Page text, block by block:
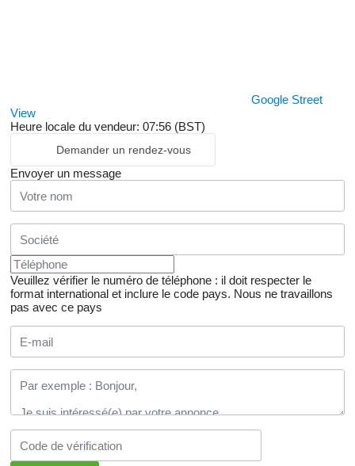
Google Street
View
Heure locale du vendeur: 07:56 (BST)
Demander un rendez-vous
Envoyer un message
Veuillez vérifier le numéro de téléphone : il doit respecter le
format international et inclure le code pays. Nous ne travaillons
pas avec ce pays